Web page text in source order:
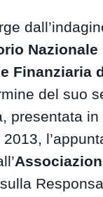
Nazionale
Finanziaria
del suo
presentata
sulla